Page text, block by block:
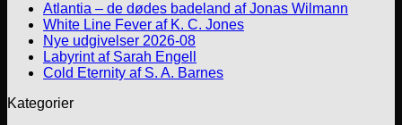
Atlantia – de dødes badeland af Jonas Wilmann
White Line Fever af K. C. Jones
Nye udgivelser 2026-08
Labyrint af Sarah Engell
Cold Eternity af S. A. Barnes
Kategorier